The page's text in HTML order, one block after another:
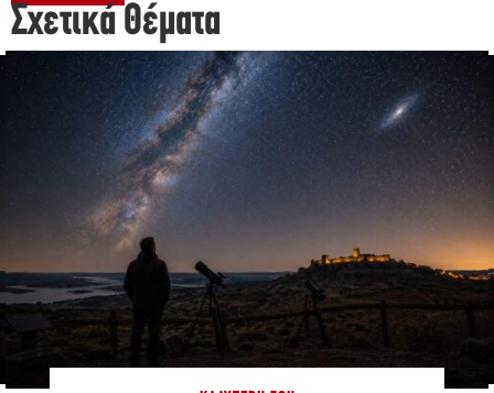
Σχετικά Θέματα